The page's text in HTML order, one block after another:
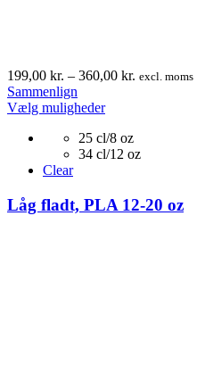
199,00 kr. – 360,00 kr. Prisinterval:
excl. moms
Sammenlign
Vælg mulighederDette
har
flere
kan
25 cl/8 oz
34 cl/12 oz
Clear
Låg fladt, PLA 12-20 oz